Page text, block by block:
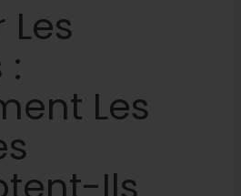
Les
:
Les